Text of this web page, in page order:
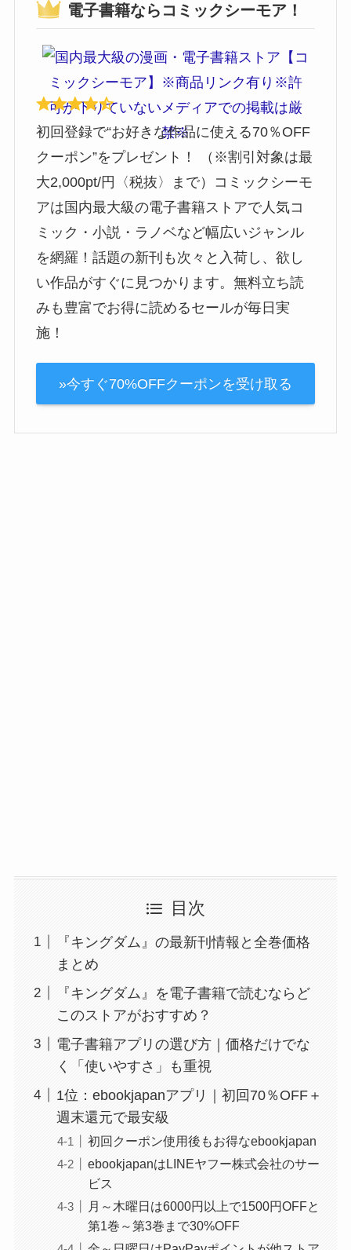
電子書籍ならコミックシーモア！
初回登録で“お好きな作品に使える70％OFF
クーポン”をプレゼント！ （※割引対象は最
大2,000pt/円〈税抜〉まで）コミックシーモ
アは国内最大級の電子書籍ストアで人気コ
ミック・小説・ラノベなど幅広いジャンル
を網羅！話題の新刊も次々と入荷し、欲し
い作品がすぐに見つかります。無料立ち読
みも豊富でお得に読めるセールが毎日実
施！
»今すぐ70%OFFクーポンを受け取る
目次
『キングダム』の最新刊情報と全巻価格
まとめ
『キングダム』を電子書籍で読むならど
このストアがおすすめ？
電子書籍アプリの選び方｜価格だけでな
く「使いやすさ」も重視
1位：ebookjapanアプリ｜初回70％OFF＋
週末還元で最安級
初回クーポン使用後もお得なebookjapan
ebookjapanはLINEヤフー株式会社のサー
ビス
月～木曜日は6000円以上で1500円OFFと
第1巻～第3巻まで30%OFF